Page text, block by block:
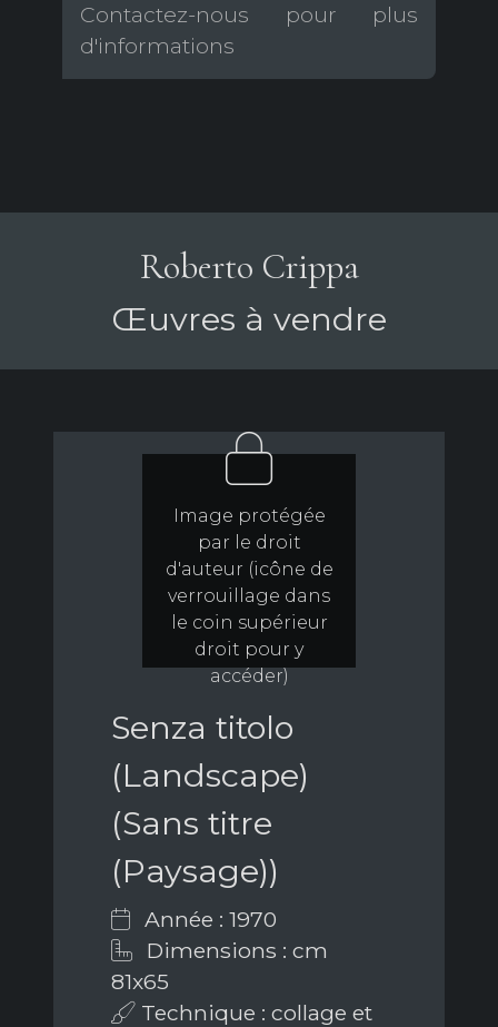
Contactez-nous pour plus
d'informations
Roberto Crippa
Œuvres à vendre
Image protégée
par le droit
d'auteur (icône de
verrouillage dans
le coin supérieur
droit pour y
accéder)
Senza titolo
(Landscape)
(Sans titre
(Paysage))
Année : 1970
Dimensions : cm
81x65
Technique : collage et